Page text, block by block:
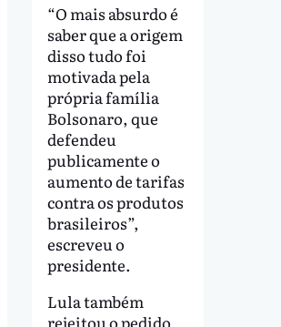
“O mais absurdo é
saber que a origem
disso tudo foi
motivada pela
própria família
Bolsonaro, que
defendeu
publicamente o
aumento de tarifas
contra os produtos
brasileiros”,
escreveu o
presidente.
Lula também
rejeitou o pedido